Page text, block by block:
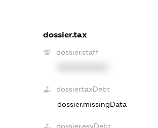
dossier.tax
dossier.staff
dossier.taxDebt
dossier.missingData
dossier.esvDebt